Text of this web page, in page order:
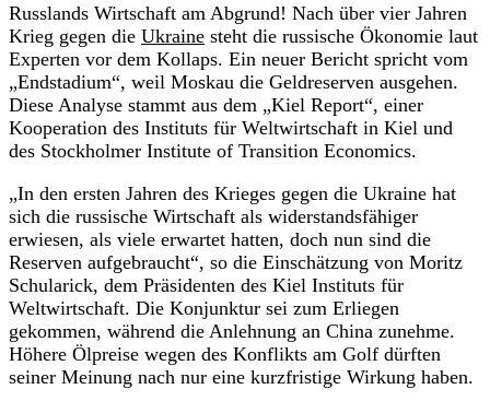
Russlands Wirtschaft am Abgrund! Nach über vier Jahren
Krieg gegen die Ukraine steht die russische Ökonomie laut
Experten vor dem Kollaps. Ein neuer Bericht spricht vom
„Endstadium“, weil Moskau die Geldreserven ausgehen.
Diese Analyse stammt aus dem „Kiel Report“, einer
Kooperation des Instituts für Weltwirtschaft in Kiel und
des Stockholmer Institute of Transition Economics.
„In den ersten Jahren des Krieges gegen die Ukraine hat
sich die russische Wirtschaft als widerstandsfähiger
erwiesen, als viele erwartet hatten, doch nun sind die
Reserven aufgebraucht“, so die Einschätzung von Moritz
Schularick, dem Präsidenten des Kiel Instituts für
Weltwirtschaft. Die Konjunktur sei zum Erliegen
gekommen, während die Anlehnung an China zunehme.
Höhere Ölpreise wegen des Konflikts am Golf dürften
seiner Meinung nach nur eine kurzfristige Wirkung haben.